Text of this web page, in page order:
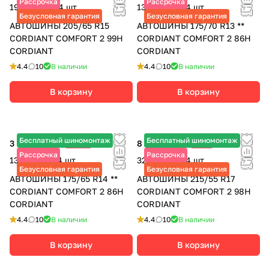
Безусловная гарантия
19 000 ₽ за 4 шт.
АВТОШИНЫ 205/65 R15
CORDIANT COMFORT 2 99H
CORDIANT
4.4 10 В наличии
В корзину
Безусловная гарантия
13 000 ₽ за 4 шт.
АВТОШИНЫ 175/70 R13 **
CORDIANT COMFORT 2 86H
CORDIANT
4.4 10 В наличии
В корзину
Бесплатный шиномонтаж
Рассрочка
Безусловная гарантия
3 445 ₽4 590 ₽ -25%
13 780 ₽ за 4 шт.
АВТОШИНЫ 175/65 R14 **
CORDIANT COMFORT 2 86H
CORDIANT
4.4 10 В наличии
В корзину
Бесплатный шиномонтаж
Рассрочка
Безусловная гарантия
8 115 ₽8 920 ₽ -9%
32 460 ₽ за 4 шт.
АВТОШИНЫ 215/55 R17
CORDIANT COMFORT 2 98H
CORDIANT
4.4 10 В наличии
В корзину